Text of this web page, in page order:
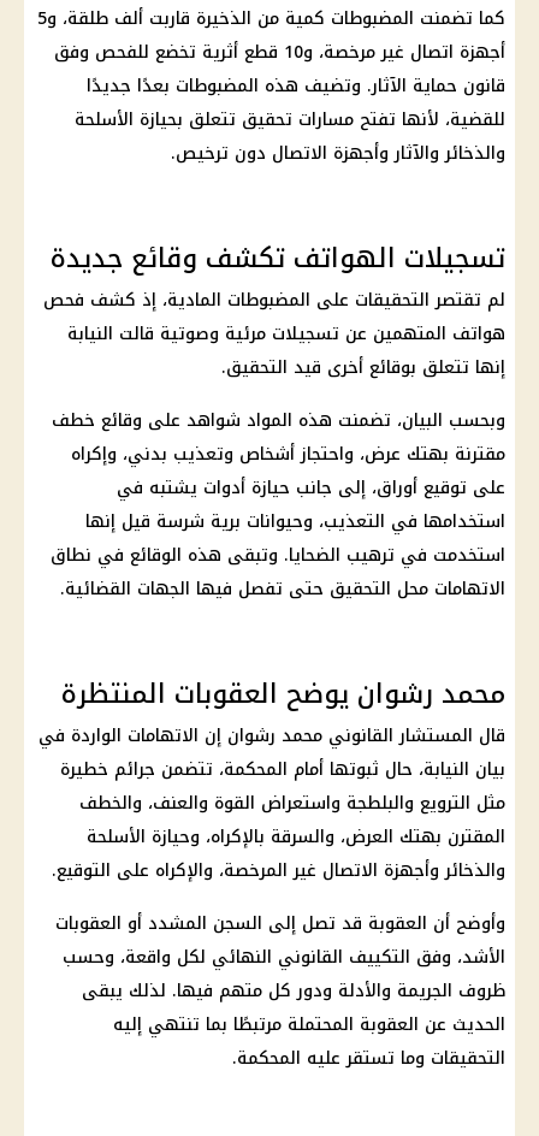
كما تضمنت المضبوطات كمية من الذخيرة قاربت ألف طلقة، و5
أجهزة اتصال غير مرخصة، و10 قطع أثرية تخضع للفحص وفق
قانون حماية الآثار. وتضيف هذه المضبوطات بعدًا جديدًا
للقضية، لأنها تفتح مسارات تحقيق تتعلق بحيازة الأسلحة
والذخائر والآثار وأجهزة الاتصال دون ترخيص.
تسجيلات الهواتف تكشف وقائع جديدة
لم تقتصرالتحقيقات على المضبوطات المادية، إذ كشف فحص
هواتف المتهمين عن تسجيلات مرئية وصوتية قالت النيابة
إنها تتعلق بوقائع أخرى قيد التحقيق.
وبحسب البيان، تضمنت هذه المواد شواهد على وقائع خطف
مقترنة بهتك عرض، واحتجاز أشخاص وتعذيب بدني، وإكراه
على توقيع أوراق، إلى جانب حيازة أدوات يشتبه في
استخدامها في التعذيب، وحيوانات برية شرسة قيل إنها
استخدمت في ترهيب الضحايا. وتبقى هذه الوقائع في نطاق
الاتهامات محل التحقيق حتى تفصل فيها الجهات القضائية.
محمد رشوان يوضح العقوبات المنتظرة
قال المستشار القانوني محمد رشوان إن الاتهامات الواردة في
بيان النيابة، حال ثبوتها أمام المحكمة، تتضمن جرائم خطيرة
مثل الترويع والبلطجة واستعراض القوة والعنف، والخطف
المقترن بهتك العرض، والسرقة بالإكراه، وحيازة الأسلحة
والذخائر وأجهزة الاتصال غير المرخصة، والإكراه على التوقيع.
وأوضح أن العقوبة قد تصل إلى السجن المشدد أو العقوبات
الأشد، وفق التكييف القانوني النهائي لكل واقعة، وحسب
ظروف الجريمة والأدلة ودور كل متهم فيها. لذلك يبقى
الحديث عن العقوبة المحتملة مرتبطًا بما تنتهي إليه
التحقيقات وما تستقر عليه المحكمة.